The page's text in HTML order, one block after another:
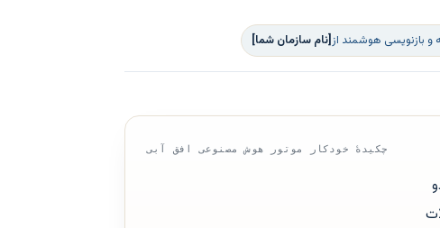
و بازنویسی هوشمند از[نام سازمان شما]
چکیدهٔ خودکار موتور هوش مصنوعی افق آبی